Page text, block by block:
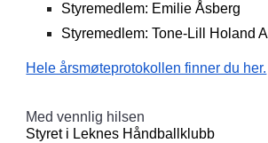
Styremedlem: Emilie Åsberg
Styremedlem:Tone-Lill Holand
Hele årsmøteprotokollen finner du her.
Med vennlig hilsen
Styret i Leknes Håndballklubb